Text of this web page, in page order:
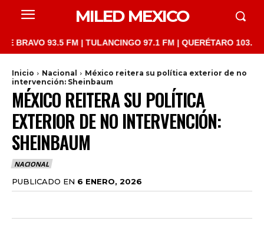
MILED MEXICO
93.5 FM | TULANCINGO 97.1 FM | QUERÉTARO 103.1 FM
Inicio Nacional
México reitera su política exterior de no
intervención: Sheinbaum
MÉXICO REITERA SU POLÍTICA
EXTERIOR DE NO INTERVENCIÓN:
SHEINBAUM
NACIONAL
PUBLICADO EN 6 ENERO, 2026